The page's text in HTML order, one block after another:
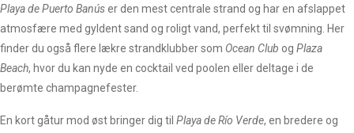
Playa de Puerto Banúser den mest centrale strand og har en afslappet
atmosfære med gyldent sand og roligt vand, perfekt til svømning. Her
finder du også flere lækre strandklubber som Ocean Club og Plaza
Beach, hvor du kan nyde en cocktail ved poolen eller deltage i de
berømte champagnefester.
En kort gåtur mod øst bringer dig til Playa de Río Verde, en bredere og